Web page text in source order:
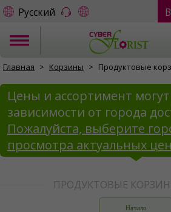
Русский
Главная Корзины Продуктовые
Цены и ассортимент
зависимости от города
Пожалуйста, выберите
просмотра актуальных
ПРОДУКТОВЫЕ
Начало